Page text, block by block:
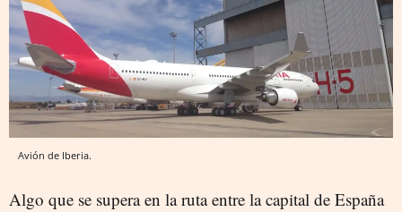
Avión de Iberia.
Algo que se supera en la ruta entre la capital de España